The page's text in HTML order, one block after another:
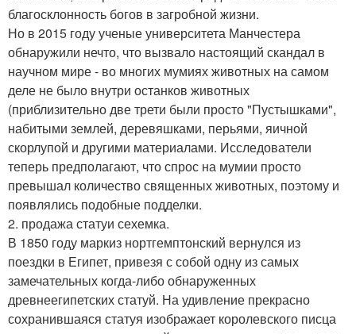
благосклонность богов в загробной жизни.
Но в 2015 году ученые университета Манчестера
обнаружили нечто, что вызвало настоящий скандал в
научном мире - во многих мумиях животных на самом
деле не было внутри останков животных
(приблизительно две трети были просто "Пустышками",
набитыми землей, деревяшками, перьями, яичной
скорлупой и другими материалами. Исследователи
теперь предполагают, что спрос на мумии просто
превышал количество священных животных, поэтому и
появлялись подобные подделки.
2. продажа статуи сехемка.
В 1850 году маркиз нортгемптонский вернулся из
поездки в Египет, привезя с собой одну из самых
замечательных когда-либо обнаруженных
древнеегипетских статуй. На удивление прекрасно
сохранившаяся статуя изображает королевского писца